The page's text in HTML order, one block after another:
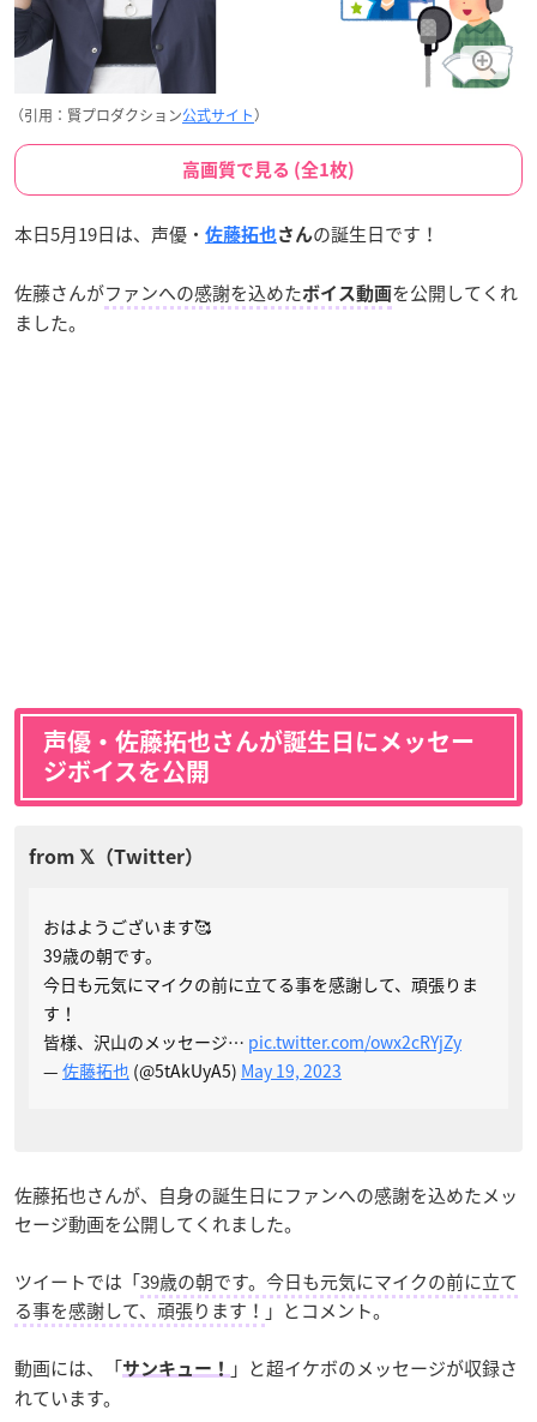
（引用：賢プロダクション公式サイト）
高画質で見る (全1枚)
本日5月19日は、声優・ 佐藤拓也 さんの誕生日です！
佐藤さんがファンへの感謝を込めたボイス動画を公開してくれ
ました。
声優・佐藤拓也さんが誕生日にメッセー
ジボイスを公開
おはようございます🥰
39歳の朝です。
今日も元気にマイクの前に立てる事を感謝して、頑張りま
す！
皆様、沢山のメッセージ… pic.twitter.com/owx2cRYjZy
— 佐藤拓也 (@5tAkUyA5) May 19, 2023
佐藤拓也さんが、自身の誕生日にファンへの感謝を込めたメッ
セージ動画を公開してくれました。
ツイートでは「39歳の朝です。今日も元気にマイクの前に立て
る事を感謝して、頑張ります！ 」とコメント。
動画には、「サンキュー！
」と超イケボのメッセージが収録さ
れています。